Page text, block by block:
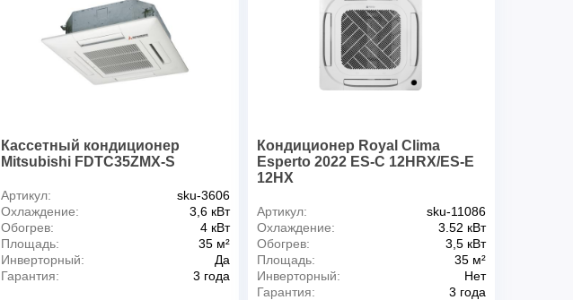
Кассетный кондиционер
Mitsubishi FDTC35ZMX-S
Артикул:
sku-3606
Охлаждение:
3,6 кВт
Обогрев:
4 кВт
Площадь:
35 м²
Инверторный:
Да
Гарантия:
3 года
Кондиционер Royal Clima
Esperto 2022 ES-C 12HRX/ES-E
12HX
Артикул:
sku-11086
Охлаждение:
3.52 кВт
Обогрев:
3,5 кВт
Площадь:
35 м²
Инверторный:
Нет
Гарантия:
3 года